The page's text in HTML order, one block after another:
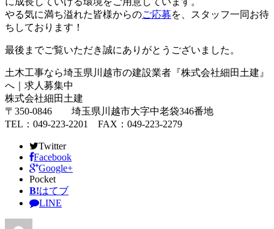
やる気に満ち溢れた皆様からのご応募を、スタッフ一同お待
ちしております！
最後までご覧いただき誠にありがとうございました。
土木工事なら埼玉県川越市の建設業者『株式会社細田土建』
へ｜求人募集中
株式会社細田土建
〒350-0846 埼玉県川越市大字中老袋346番地
TEL：049-223-2201 FAX：049-223-2279
Twitter
Facebook
Google+
Pocket
B!はてブ
LINE